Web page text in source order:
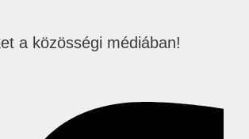
a közösségi médiában!